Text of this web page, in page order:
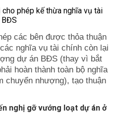
các bên được thỏa thuận
nghĩa vụ tài chính còn lại
dự án BĐS (thay vì bắt
hoàn thành toàn bộ nghĩa
chuyển nhượng), tạo thuận
nghị gỡ vướng loạt dự án ở